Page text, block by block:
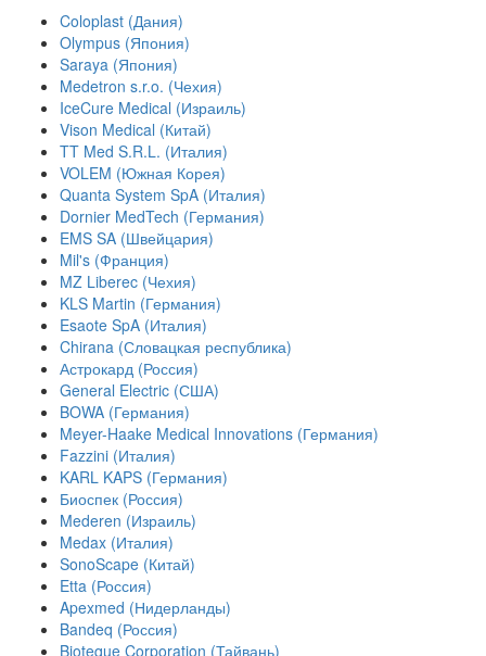
Coloplast (Дания)
Olympus (Япония)
Saraya (Япония)
Medetron s.r.o. (Чехия)
IceCure Medical (Израиль)
Vison Medical (Китай)
TT Med S.R.L. (Италия)
VOLEM (Южная Корея)
Quanta System SpA (Италия)
Dornier MedTech (Германия)
EMS SA (Швейцария)
Mil's (Франция)
MZ Liberec (Чехия)
KLS Martin (Германия)
Esaote SpA (Италия)
Chirana (Словацкая республика)
Астрокард (Россия)
General Electric (США)
BOWA (Германия)
Meyer-Haake Medical Innovations (Германия)
Fazzini (Италия)
KARL KAPS (Германия)
Биоспек (Россия)
Mederen (Израиль)
Medax (Италия)
SonoScape (Китай)
Etta (Россия)
Apexmed (Нидерланды)
Bandeq (Россия)
Bioteque Corporation (Тайвань)